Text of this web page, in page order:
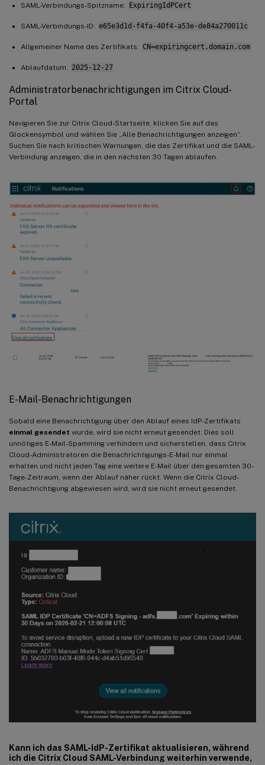
SAML-Verbindungs-Spitzname: ExpiringIdPCert
SAML-Verbindungs-ID: e65e3d1d-f4fa-40f4-a53e-de84a270011c
Allgemeiner Name des Zertifikats: CN=expiringcert.domain.com
Ablaufdatum: 2025-12-27
Administratorbenachrichtigungen im Citrix Cloud-
Portal
Navigieren Sie zur Citrix Cloud-Startseite, klicken Sie auf das
Glockensymbol und wählen Sie „Alle Benachrichtigungen anzeigen“.
Suchen Sie nach kritischen Warnungen, die das Zertifikat und die SAML-
Verbindung anzeigen, die in den nächsten 30 Tagen ablaufen.
E-Mail-Benachrichtigungen
Sobald eine Benachrichtigung über den Ablauf eines IdP-Zertifikats
einmal gesendet wurde, wird sie nicht erneut gesendet. Dies soll
unnötiges E-Mail-Spamming verhindern und sicherstellen, dass Citrix
Cloud-Administratoren die Benachrichtigungs-E-Mail nur einmal
erhalten und nicht jeden Tag eine weitere E-Mail über den gesamten 30-
Tage-Zeitraum, wenn der Ablauf näher rückt. Wenn die Citrix Cloud-
Benachrichtigung abgewiesen wird, wird sie nicht erneut gesendet.
Kann ich das SAML-IdP-Zertifikat aktualisieren, während
ich die Citrix Cloud SAML-Verbindung weiterhin verwende,